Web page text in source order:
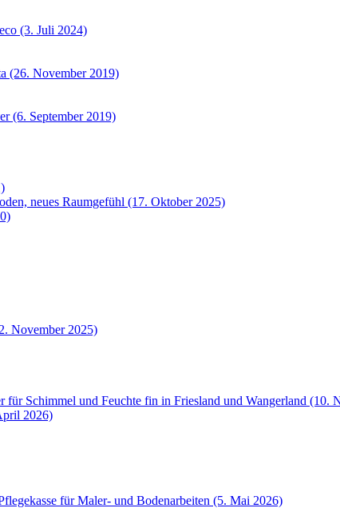
(3. Juli 2024)
(26. November 2019)
(6. September 2019)
neues Raumgefühl (17. Oktober 2025)
November 2025)
für Schimmel und Feuchte fin in Friesland und Wangerland (10.
2026)
für Maler- und Bodenarbeiten (5. Mai 2026)